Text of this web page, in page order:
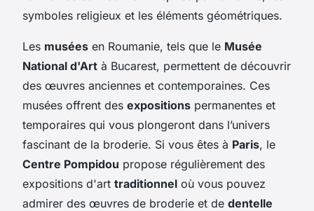
symboles religieux et les éléments géométriques.
Les musées en Roumanie, tels que le Musée
National d'Art à Bucarest, permettent de découvrir
des œuvres anciennes et contemporaines. Ces
musées offrent des expositions permanentes et
temporaires qui vous plongeront dans l’univers
fascinant de la broderie. Si vous êtes à Paris, le
Centre Pompidou propose régulièrement des
expositions d'art traditionnel où vous pouvez
admirer des œuvres de broderie et de dentelle